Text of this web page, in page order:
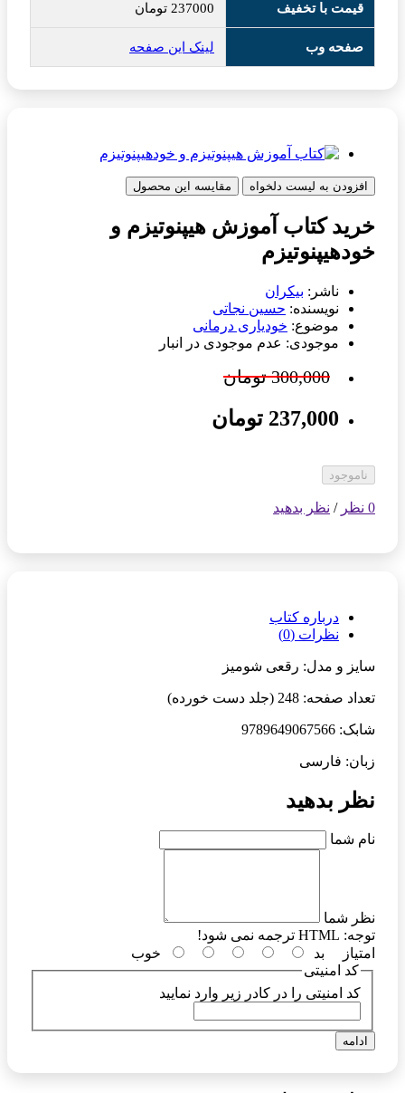
قیمت با تخفیف 237000 تومان
صفحه وب لینک این صفحه
افزودن به لیست دلخواه مقایسه این محصول
خرید کتاب آموزش هیپنوتیزم و
خودهیپنوتیزم
ناشر: بیکران
نویسنده: حسین نجاتی
موضوع: خودیاری درمانی
موجودی: عدم موجودی در انبار
300,000 تومان
237,000 تومان
ناموجود
0 نظر / نظر بدهید
درباره کتاب
نظرات (0)
سایز و مدل: رقعی شومیز
تعداد صفحه: 248 (جلد دست خورده)
شابک: 9789649067566
زبان: فارسی
نظر بدهید
نام شما
نظر شما
توجه:
امتیاز
بد
خوب
کد امنیتی
کد امنیتی را در کادر زیر وارد نمایید
ادامه